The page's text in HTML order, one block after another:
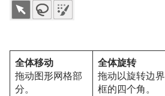
全体移动
拖动图形网格部
分。
全体旋转
拖动以旋转边界
框的四个角。